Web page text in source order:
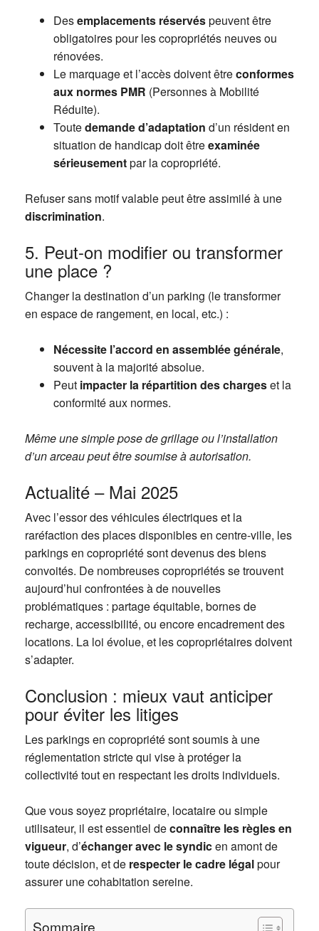
Desemplacements réservéspeuvent être
obligatoires pour les copropriétés neuves ou
rénovées.
Le marquage et l’accès doivent êtreconformes
aux normes PMR (Personnes à Mobilité
Réduite).
Toutedemande d’adaptation d’un résident en
situation de handicap doit êtreexaminée
sérieusementpar la copropriété.
Refuser sans motif valable peut être assimilé à une
discrimination.
5. Peut-on modifier ou transformer
une place ?
Changer la destination d’un parking (le transformer
en espace de rangement, en local, etc.) :
Nécessite l’accord en assemblée générale,
souvent à la majorité absolue.
Peut impacter la répartition des chargeset la
conformité aux normes.
Même une simple pose de grillage ou l’installation
d’un arceau peut être soumise à autorisation.
Actualité – Mai 2025
Avec l’essor des véhicules électriques et la
raréfaction des places disponibles en centre-ville, les
parkings en copropriété sont devenus des biens
convoités. De nombreuses copropriétés se trouvent
aujourd’hui confrontées à de nouvelles
problématiques : partage équitable, bornes de
recharge, accessibilité, ou encore encadrement des
locations. La loi évolue, et les copropriétaires doivent
s’adapter.
Conclusion : mieux vaut anticiper
pour éviter les litiges
Les parkings en copropriété sont soumis à une
réglementation stricte qui vise à protéger la
collectivité tout en respectant les droits individuels.
Que vous soyez propriétaire, locataire ou simple
utilisateur, il est essentiel deconnaître les règles en
vigueur, d’échanger avec le syndicen amont de
toute décision, et de respecter le cadre légalpour
assurer une cohabitation sereine.
Sommaire